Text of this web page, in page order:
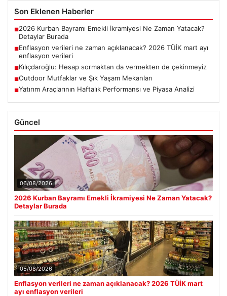
Son Eklenen Haberler
■2026 Kurban Bayramı Emekli İkramiyesi Ne Zaman Yatacak?
Detaylar Burada
■Enflasyon verileri ne zaman açıklanacak? 2026 TÜİK mart ayı
enflasyon verileri
■Kılıçdaroğlu: Hesap sormaktan da vermekten de çekinmeyiz
■Outdoor Mutfaklar ve Şık Yaşam Mekanları
■Yatırım Araçlarının Haftalık Performansı ve Piyasa Analizi
Güncel
06/08/2026
2026 Kurban Bayramı Emekli İkramiyesi Ne Zaman Yatacak?
Detaylar Burada
05/08/2026
Enflasyon verileri ne zaman açıklanacak? 2026 TÜİK mart
ayı enflasyon verileri